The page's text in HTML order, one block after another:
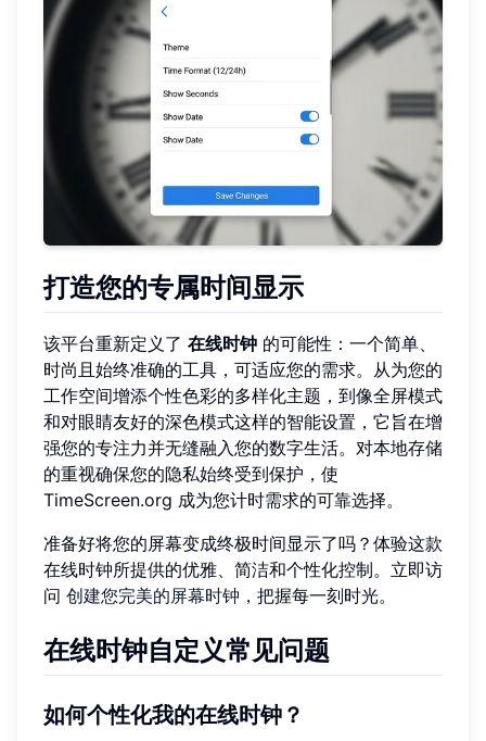
打造您的专属时间显示
该平台重新定义了 在线时钟 的可能性：一个简单、
时尚且始终准确的工具，可适应您的需求。从为您的
工作空间增添个性色彩的多样化主题，到像全屏模式
和对眼睛友好的深色模式这样的智能设置，它旨在增
强您的专注力并无缝融入您的数字生活。对本地存储
的重视确保您的隐私始终受到保护，使
TimeScreen.org 成为您计时需求的可靠选择。
准备好将您的屏幕变成终极时间显示了吗？体验这款
在线时钟所提供的优雅、简洁和个性化控制。立即访
问 创建您完美的屏幕时钟 ，把握每一刻时光。
在线时钟自定义常见问题
如何个性化我的在线时钟？